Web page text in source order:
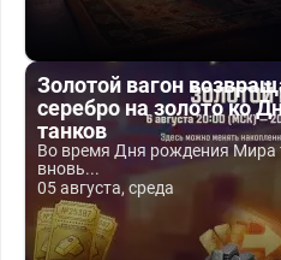
Золотой вагон
серебро на золото ко
танков
Во время Дня рождения Мира
вновь...
05 августа, среда